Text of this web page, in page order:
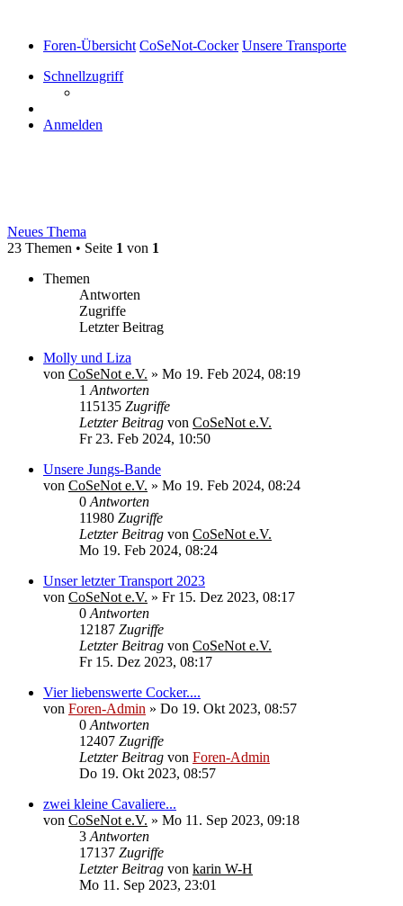
Foren-Übersicht CoSeNot-Cocker Unsere Transporte
Schnellzugriff
Anmelden
Neues Thema
23 Themen • Seite 1 von 1
Themen
Antworten
Zugriffe
Letzter Beitrag
Molly und Liza
von CoSeNot e.V. » Mo 19. Feb 2024, 08:19
1 Antworten
115135 Zugriffe
Letzter Beitrag von CoSeNot e.V.
Fr 23. Feb 2024, 10:50
Unsere Jungs-Bande
von CoSeNot e.V. » Mo 19. Feb 2024, 08:24
0 Antworten
11980 Zugriffe
Letzter Beitrag von CoSeNot e.V.
Mo 19. Feb 2024, 08:24
Unser letzter Transport 2023
von CoSeNot e.V. » Fr 15. Dez 2023, 08:17
0 Antworten
12187 Zugriffe
Letzter Beitrag von CoSeNot e.V.
Fr 15. Dez 2023, 08:17
Vier liebenswerte Cocker....
von Foren-Admin » Do 19. Okt 2023, 08:57
0 Antworten
12407 Zugriffe
Letzter Beitrag von Foren-Admin
Do 19. Okt 2023, 08:57
zwei kleine Cavaliere...
von CoSeNot e.V. » Mo 11. Sep 2023, 09:18
3 Antworten
17137 Zugriffe
Letzter Beitrag von karin W-H
Mo 11. Sep 2023, 23:01